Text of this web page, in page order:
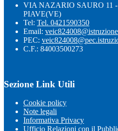
VIA NAZARIO SAURO 11
PIAVE(VE)
Tel: Tel. 0421590350
Email:
PEC:
C.F.: 84003500273
Sezione Link Utili
Cookie policy
Note legali
Informativa Privacy
Ufficio Relazioni con il